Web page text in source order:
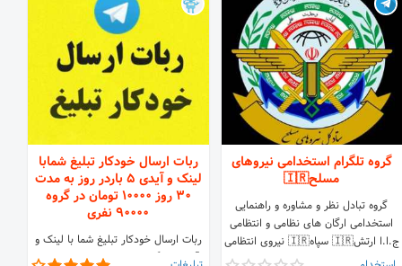
گروه تلگرام استخدامی نیروهای
مسلح🇮🇷
گروه تبادل نظر و مشاوره و راهنمایی
استخدامی ارگان های نظامی و انتظامی
ج.ا.ا ارتش🇮🇷 سپاه🇮🇷 نیروی انتظامی
🇮🇷 ____________________________
ربات ارسال خودکار تبلیغ شمابا
لینک و آیدی 5 باردر روز به مدت
30 روز ۱۰۰۰۰ تومان در گروه
90000 نفری
ربات ارسال خودکار تبلیغ شما با لینک و
آیدی در گروه با بیش از 90000 عضو ،